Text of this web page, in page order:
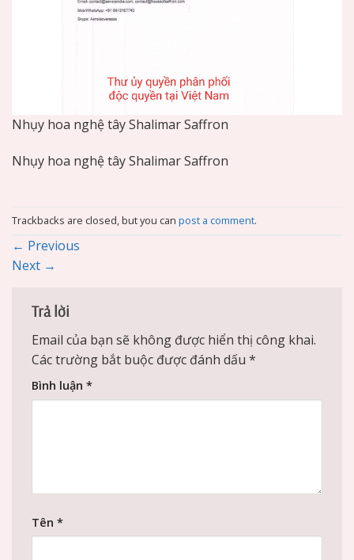
Nhụy hoa nghệ tây Shalimar Saffron
Nhụy hoa nghệ tây Shalimar Saffron
Trackbacks are closed, but you can post a comment.
← Previous
Next →
Trả lời
Email của bạn sẽ không được hiển thị công khai.
Các trường bắt buộc được đánh dấu *
Bình luận *
Tên *